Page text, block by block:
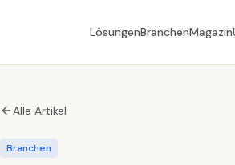
LösungenBranchenMagazin
Alle Artikel
Branchen